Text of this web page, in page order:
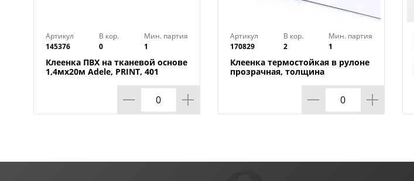
Артикул
145376
В кор.
0
Мин. партия
1
Клеенка ПВХ на тканевой основе
1,4мх20м Adele, PRINT, 401
Артикул
170829
В кор.
2
Мин. партия
1
Клеенка термостойкая в рулоне
прозрачная, толщина